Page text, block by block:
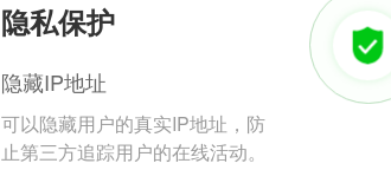
隐私保护
隐藏IP地址
可以隐藏用户的真实IP地址，防
止第三方追踪用户的在线活动。